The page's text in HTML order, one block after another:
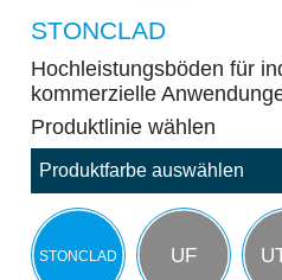
STONCLAD
Hochleistungsböden für
kommerzielle
Produktlinie wählen
Produktfarbe auswählen
STONCLAD UF